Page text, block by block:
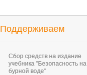
Поддерживаем
Сбор средств на издание
учебника "Безопасность на
бурной воде"